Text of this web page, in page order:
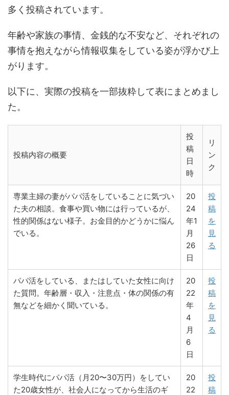
多く投稿されています。
年齢や家族の事情、金銭的な不安など、それぞれの
事情を抱えながら情報収集をしている姿が浮かび上
がります。
以下に、実際の投稿を一部抜粋して表にまとめまし
た。
投稿内容の概要
投
稿
日
時
リ
ン
ク
専業主婦の妻がパパ活をしていることに気づい
た夫の相談。食事や買い物には行っているが、
性的関係はない様子。お金目的かどうかに悩ん
でいる。
20
24
年1
月
26
日
投
稿
を
見
る
パパ活をしている、またはしていた女性に向け
た質問。年齢層・収入・注意点・体の関係の有
無などを細かく聞いている。
20
22
年
4
月
6
日
投
稿
を
見
る
学生時代にパパ活（月20〜30万円）をしてい
た20歳女性が、社会人になってから生活のギ
20
22
投
稿